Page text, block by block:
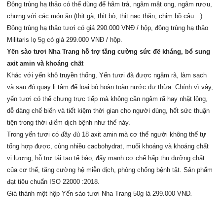
Đông trùng hạ thảo có thể dùng để hãm trà, ngâm mật ong, ngâm rượu,
chưng với các món ăn (thịt gà, thịt bò, thịt nạc thăn, chim bồ câu…).
Đông trùng hạ thảo tươi có giá 290.000 VNĐ / hộp, đông trùng hạ thảo
Militaris lọ 5g có giá 299.000 VNĐ / hộp.
Yến sào tươi Nha Trang hỗ trợ tăng cường sức đề kháng, bổ sung
axit amin và khoáng chất
Khác với yến khô truyền thống, Yến tươi đã được ngâm rã, làm sạch
và sau đó quay li tâm để loại bỏ hoàn toàn nước dư thừa. Chính vì vậy,
yến tươi có thể chưng trực tiếp mà không cần ngâm rã hay nhặt lông,
dễ dàng chế biến và tiết kiệm thời gian cho người dùng, hết sức thuận
tiện trong thời điểm dịch bệnh như thế này.
Trong yến tươi có đầy đủ 18 axit amin mà cơ thể người không thể tự
tổng hợp được, cùng nhiều cacbohydrat, muối khoáng và khoáng chất
vi lượng, hỗ trợ tái tạo tế bào, đẩy mạnh cơ chế hấp thụ dưỡng chất
của cơ thể, tăng cường hệ miễn dịch, phòng chống bệnh tật. Sản phẩm
đạt tiêu chuẩn ISO 22000 :2018.
Giá thành một hộp Yến sào tươi Nha Trang 50g là 299.000 VNĐ.